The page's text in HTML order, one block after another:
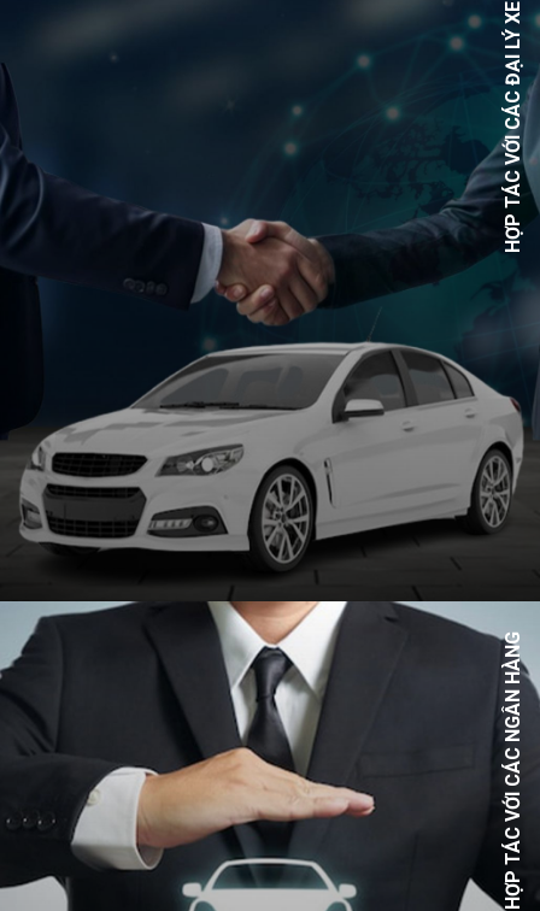
HỢP TÁC VỚI CÁC ĐẠI LÝ XE
Hợp tác với các đại lý xe để cung cấp các chương trình ưuHỢP TÁC VỚI CÁC NGÂN HÀNG